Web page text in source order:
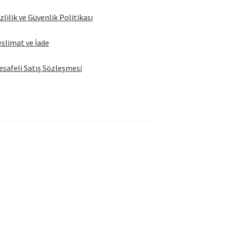
ve Güvenlik Politikası
ve İade
Satış Sözleşmesi